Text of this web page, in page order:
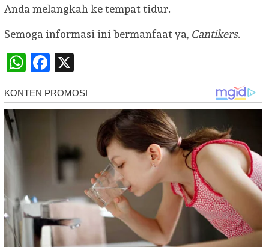
Anda melangkah ke tempat tidur.
Semoga informasi ini bermanfaat ya, Cantikers.
WhatsApp
Facebook